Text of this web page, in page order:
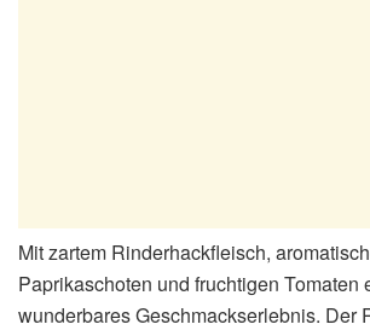
Mit zartem Rinderhackfleisch,
Paprikaschoten und fruchtigen Tomaten
wunderbares Geschmackserlebnis. Der